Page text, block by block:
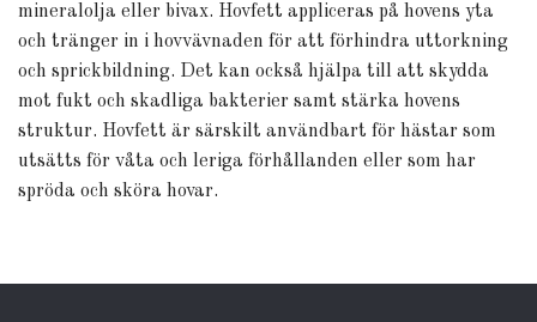
mineralolja eller bivax. Hovfett appliceras på hovens yta
och tränger in i hovvävnaden för att förhindra uttorkning
och sprickbildning. Det kan också hjälpa till att skydda
mot fukt och skadliga bakterier samt stärka hovens
struktur. Hovfett är särskilt användbart för hästar som
utsätts för våta och leriga förhållanden eller som har
spröda och sköra hovar.